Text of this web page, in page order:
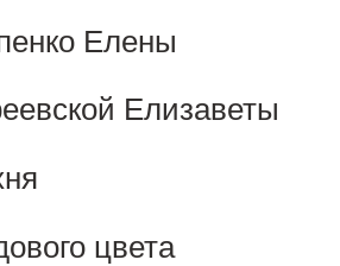
Елены
Елизаветы
цвета